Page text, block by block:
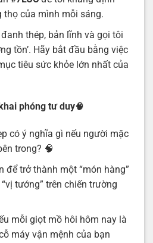
thọ của mình mỗi sáng.
thép, bản lĩnh và gọi tôi
tồn’. Hãy bắt đầu bằng việc
tiêu sức khỏe lớn nhất của
phóng tư duy🧠
có ý nghĩa gì nếu người mặc
trong? 🧠
để trở thành một “món hàng”
tướng” trên chiến trường
mỗi giọt mồ hôi hôm nay là
máy vận mệnh của bạn